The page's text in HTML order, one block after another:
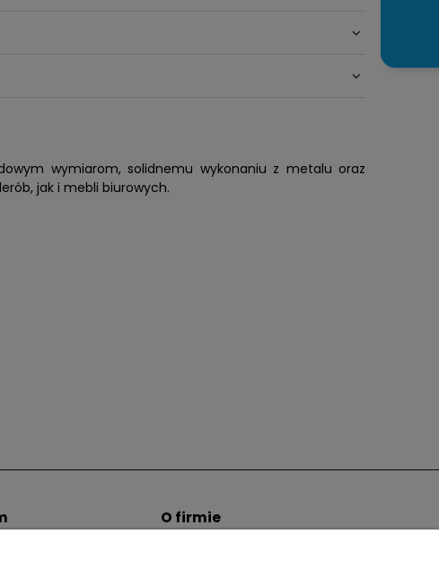
wymiarom, solidnemu wykonaniu z metalu oraz
jak i mebli biurowych.
O firmie